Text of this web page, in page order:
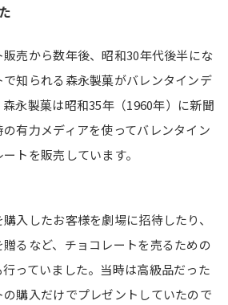
売から数年後、昭和30年代後半にな
知られる森永製菓がバレンタインデ
永製菓は昭和35年（1960年）に新聞
有力メディアを使ってバレンタイン
トを販売しています。
入したお客様を劇場に招待したり、
るなど、チョコレートを売るための
っていました。当時は高級品だった
購入だけでプレゼントしていたので